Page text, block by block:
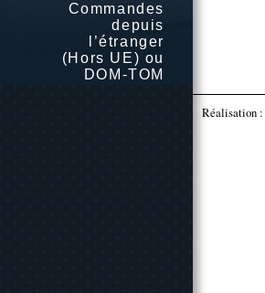
Commandes
depuis
l’étranger
(Hors UE) ou
DOM-TOM
Réalisation :